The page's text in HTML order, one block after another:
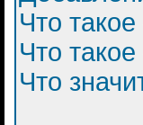
Что
Что
Что